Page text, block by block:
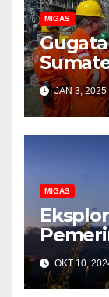
MIGAS
Tuntut
JAN 3, 2025
MIGAS
OKT 10,